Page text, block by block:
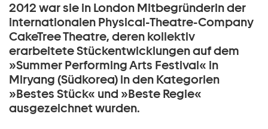
2012 war sie in London Mitbegründerin der
internationalen Physical-Theatre-Company
CakeTree Theatre, deren kollektiv
erarbeitete Stückentwicklungen auf dem
»Summer Performing Arts Festival« in
Miryang (Südkorea) in den Kategorien
»Bestes Stück« und »Beste Regie«
ausgezeichnet wurden.